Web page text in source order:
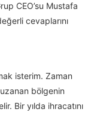
CEO’su Mustafa
cevaplarını
isterim. Zaman
bölgenin
Bir yılda ihracatını